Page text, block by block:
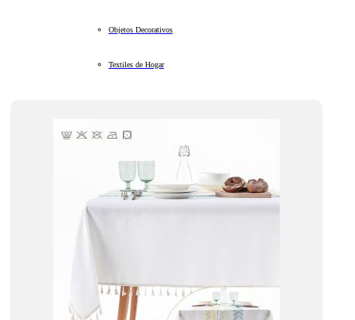
Objetos Decorativos
Textiles de Hogar